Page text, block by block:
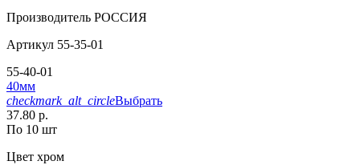
Производитель РОССИЯ
Артикул 55-35-01
55-40-01
40мм
checkmark_alt_circleВыбрать
37.80 р.
По 10 шт
Цвет хром